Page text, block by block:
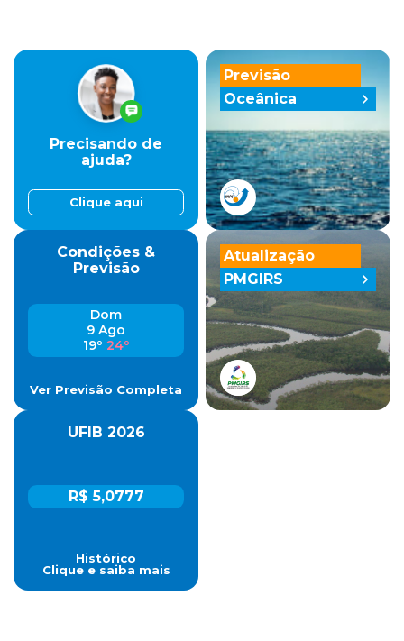
Previsão
Oceânica
Precisando de
ajuda?
Clique aqui
Condições &
Previsão
Dom
9 Ago
19º 24º
Ver Previsão Completa
UFIB 2026
R$ 5,0777
Histórico
Clique e saiba mais
Atualização
PMGIRS